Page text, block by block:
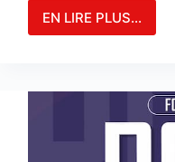
EN LIRE PLUS...
LE
AVEC
VICTOIRE